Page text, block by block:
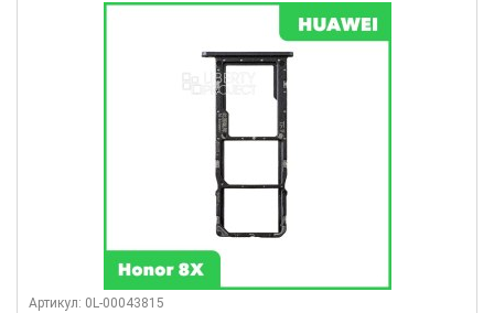
Артикул: 0L-00043815